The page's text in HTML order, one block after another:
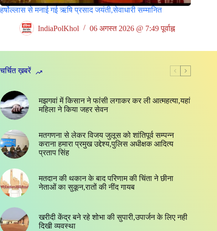
हर्षोल्लास से मनाई गई ऋषि प्रसाद जयंती,सेवाधारी सम्मानित
IndiaPolKhol 06 अगस्त 2026 @ 7:49 पूर्वाह्न
चर्चित ख़बरें
मझगवां में किसान ने फांसी लगाकर कर ली आत्महत्या,यहां
महिला ने किया जहर सेवन
मतगणना से लेकर विजय जुलूस को शांतिपूर्व सम्पन्न
कराना हमारा प्रमुख उद्देश्य,पुलिस अधीक्षक आदित्य
प्रताप सिंह
मतदान की थकान के बाद परिणाम की चिंता ने छीना
नेताओं का सुकून,रातों की नींद गायब
खरीदी केंद्र बने रहे शोभा की सुपारी,उपार्जन के लिए नही
दिखी व्यवस्था